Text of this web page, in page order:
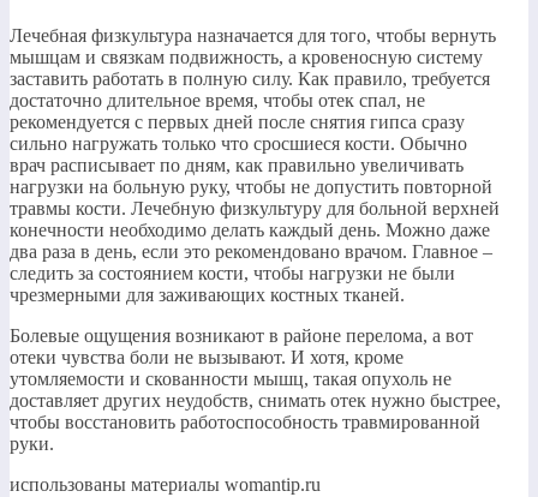
​Лечебная физкультура назначается для того, чтобы вернуть
мышцам и связкам подвижность, а кровеносную систему
заставить работать в полную силу. Как правило, требуется
достаточно длительное время, чтобы отек спал, не
рекомендуется с первых дней после снятия гипса сразу
сильно нагружать только что сросшиеся кости. Обычно
врач расписывает по дням, как правильно увеличивать
нагрузки на больную руку, чтобы не допустить повторной
травмы кости. Лечебную физкультуру для больной верхней
конечности необходимо делать каждый день. Можно даже
два раза в день, если это рекомендовано врачом. Главное –
следить за состоянием кости, чтобы нагрузки не были
чрезмерными для заживающих костных тканей.​
​Болевые ощущения возникают в районе перелома, а вот
отеки чувства боли не вызывают. И хотя, кроме
утомляемости и скованности мышц, такая опухоль не
доставляет других неудобств, снимать отек нужно быстрее,
чтобы восстановить работоспособность травмированной
руки.​
​использованы материалы womantip.ru​